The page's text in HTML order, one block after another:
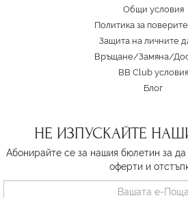
Oбщи условия
Политика за
Защита на личните
Връщане/Замяна/
BB Club условия
Блог
НЕ ИЗПУСКАЙТЕ
Абонирайте се за нашия бюлетин за да
оферти и